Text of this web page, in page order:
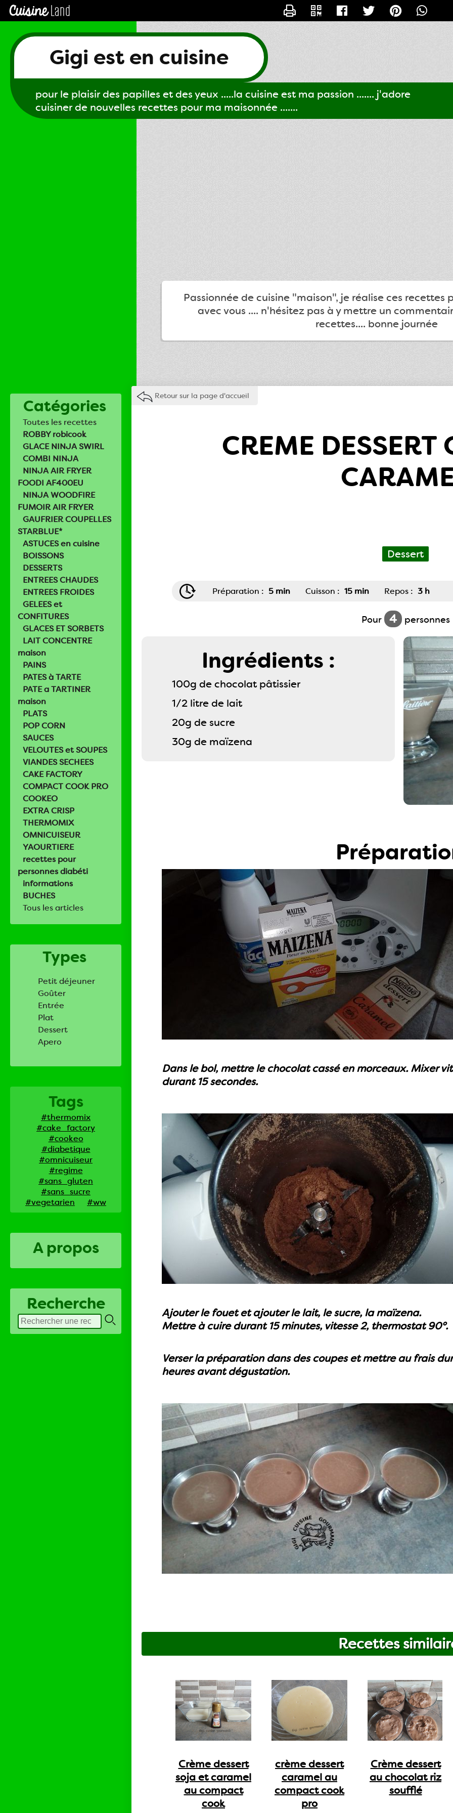
Gigi est en cuisine
pour le plaisir des papilles et des yeux .....la cuisine est ma passion ....... j'adore
cuisiner de nouvelles recettes pour ma maisonnée .......
Passionnée de cuisine "maison", je réalise ces recettes
avec vous .... n'hésitez pas à y mettre un
recettes.... bonne journée
Catégories
Toutes les recettes
ROBBY robicook
GLACE NINJA SWIRL
COMBI NINJA
NINJA AIR FRYER
FOODI AF400EU
NINJA WOODFIRE
FUMOIR AIR FRYER
GAUFRIER COUPELLES
STARBLUE*
ASTUCES en cuisine
BOISSONS
DESSERTS
ENTREES CHAUDES
ENTREES FROIDES
GELEES et
CONFITURES
GLACES ET SORBETS
LAIT CONCENTRE
maison
PAINS
PATES à TARTE
PATE a TARTINER
maison
PLATS
POP CORN
SAUCES
VELOUTES et SOUPES
VIANDES SECHEES
CAKE FACTORY
COMPACT COOK PRO
COOKEO
EXTRA CRISP
THERMOMIX
OMNICUISEUR
YAOURTIERE
recettes pour
personnes diabéti
informations
BUCHES
Tous les articles
Types
Petit déjeuner
Goûter
Entrée
Plat
Dessert
Apero
Tags
#thermomix
#cake_factory
#cookeo
#diabetique
#omnicuiseur
#regime
#sans_gluten
#sans_sucre
#vegetarien
#ww
A propos
Recherche
Retour sur la page d'accueil
CREME DESSERT
Dessert
Préparation : 5 min Cuisson : 15 min Repos : 3 h
Pour 4 personnes
Ingrédients :
100g de chocolat pâtissier
1/2 litre de lait
20g de sucre
30g de maïzena
Dans le bol, mettre le chocolat cassé en morceaux. Mixer
durant 15 secondes.
Ajouter le fouet et ajouter le lait, le sucre, la maïzena.
Mettre à cuire durant 15 minutes, vitesse 2, thermostat 90°.
Verser la préparation dans des coupes et mettre au frais
heures avant dégustation.
Recettes
Crème dessert
soja et caramel
au compact
cook
crème dessert
caramel au
compact cook
pro
Crème dessert
au chocolat riz
soufflé
CONTACTER GIGI61